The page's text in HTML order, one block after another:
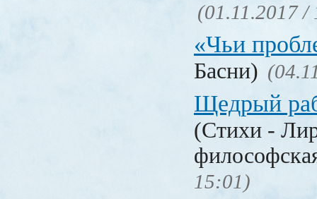
(01.11.2017 /
«Чьи
Басни)
Щедрый
(Стихи -
15:01)